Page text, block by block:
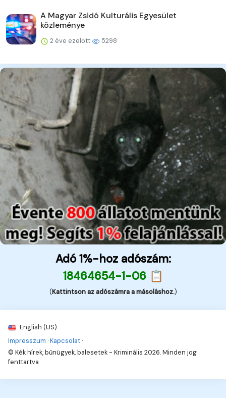
A Magyar Zsidó Kulturális Egyesület
közleménye
2 éve ezelőtt 5298
Adó 1%-hoz adószám:
18464654-1-06 📋
(Kattintson az adószámra a másoláshoz.)
English (US)
Impresszum ·Kapcsolat ·
© Kék hírek, bűnügyek, balesetek - Kriminális 2026. Minden jog
fenttartva